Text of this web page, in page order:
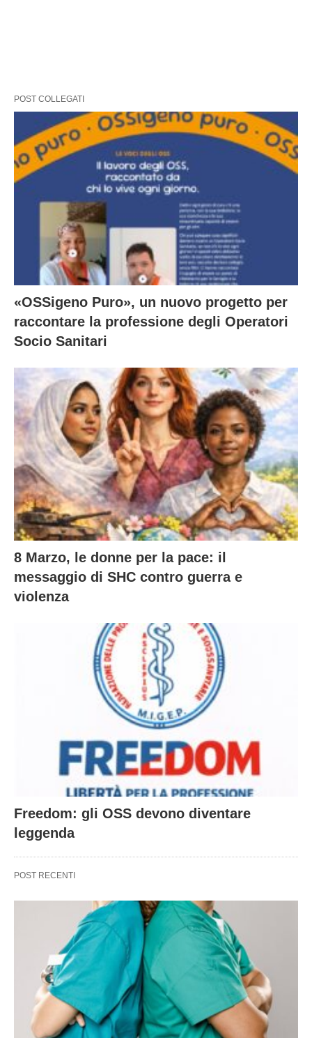
POST COLLEGATI
«OSSigeno Puro», un nuovo progetto per
raccontare la professione degli Operatori
Socio Sanitari
8 Marzo, le donne per la pace: il
messaggio di SHC contro guerra e
violenza
Freedom: gli OSS devono diventare
leggenda
POST RECENTI